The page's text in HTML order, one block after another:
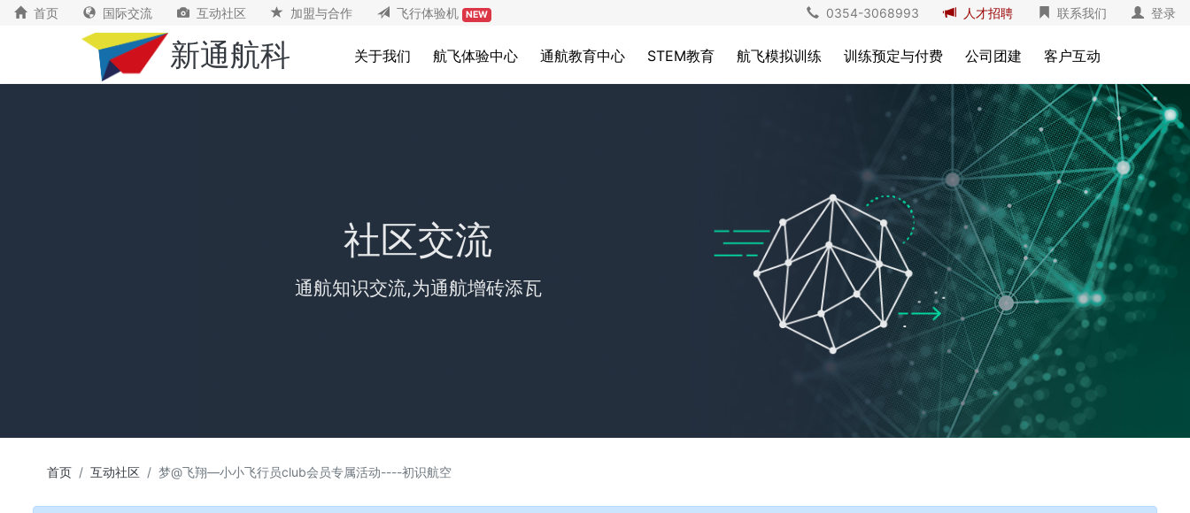
首页 国际交流 互动社区 加盟与合作 飞行体验机 NEW 0354-3068993 人才招聘 联系我们 登录
新通航科 关于我们 航飞体验中心 通航教育中心 STEM教育 航飞模拟训练 训练预定与付费 公司团建 客户互动
社区交流
通航知识交流,为通航增砖添瓦
首页 互动社区 梦@飞翔—小小飞行员club会员专属活动----初识航空